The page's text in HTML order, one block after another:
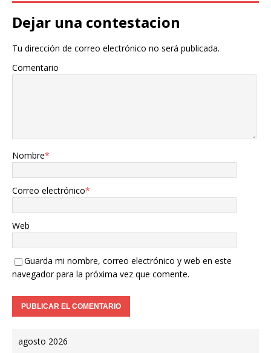
Dejar una contestacion
Tu dirección de correo electrónico no será publicada.
Comentario
Nombre*
Correo electrónico*
Web
Guarda mi nombre, correo electrónico y web en este
navegador para la próxima vez que comente.
agosto 2026